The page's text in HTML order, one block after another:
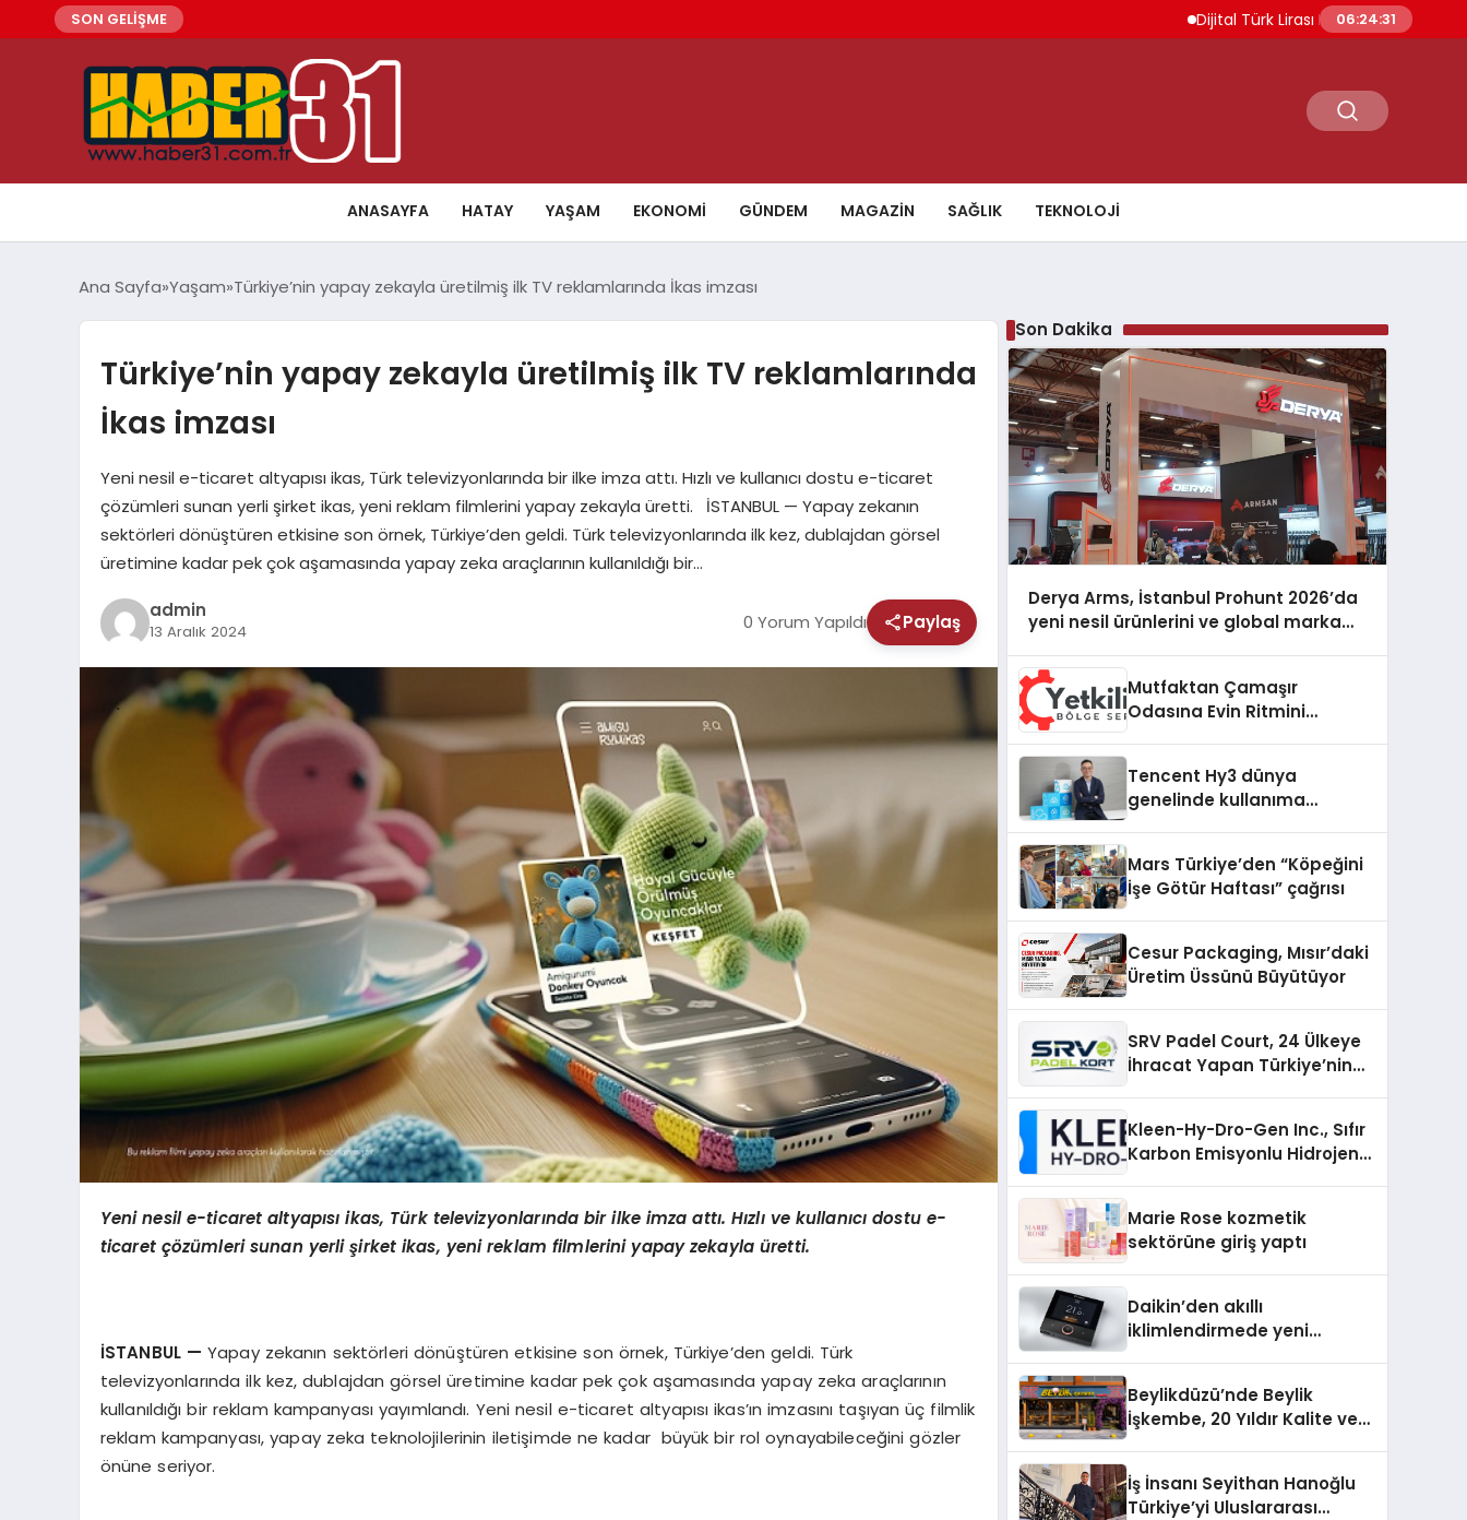
SON GELİŞME Dijital Türk Lirası Projesi Başvuru
06:24:32
ANASAYFA HATAY YAŞAM EKONOMI GÜNDEM MAGAZIN SAĞLIK TEKNOLOJI
Ana Sayfa Yaşam Türkiye’nin yapay zekayla üretilmiş ilk TV reklamlarında İkas imzası
Türkiye’nin yapay zekayla üretilmiş ilk TV reklamlarında
İkas imzası
Yeni nesil e-ticaret altyapısı ikas, Türk televizyonlarında bir ilke imza attı. Hızlı ve kullanıcı dostu e-ticaret
çözümleri sunan yerli şirket ikas, yeni reklam filmlerini yapay zekayla üretti. İSTANBUL — Yapay zekanın
sektörleri dönüştüren etkisine son örnek, Türkiye’den geldi. Türk televizyonlarında ilk kez, dublajdan görsel
üretimine kadar pek çok aşamasında yapay zeka araçlarının kullanıldığı bir…
admin
13 Aralık 2024 0 Yorum Yapıldı Paylaş
Yeni nesil e-ticaret altyapısıikas, Türk televizyonlarında bir ilke imza attı. Hızlı ve kullanıcı dostu e-
ticaret çözümleri sunan yerli şirket ikas, yeni reklam filmlerini yapay zekayla üretti.
İSTANBUL — Yapay zekanın sektörleri dönüştüren etkisine son örnek, Türkiye’den geldi. Türk
televizyonlarında ilk kez, dublajdan görsel üretimine kadar pek çok aşamasında yapay zeka araçlarının
kullanıldığı bir reklam kampanyası yayımlandı. Yeni nesil e-ticaret altyapısı ikas’ın imzasını taşıyan üç filmlik
reklam kampanyası, yapay zeka teknolojilerinin iletişimde ne kadar büyük bir rol oynayabileceğini gözler
önüne seriyor.
Son Dakika
Derya Arms, İstanbul Prohunt 2026’da
yeni nesil ürünlerini ve global marka
Mutfaktan Çamaşır
Odasına Evin Ritmini
Destek Deneyimi
Tencent Hy3 dünya
genelinde kullanıma
Mars Türkiye’den “Köpeğini
İşe Götür Haftası” çağrısı
Cesur Packaging, Mısır’daki
Üretim Üssünü Büyütüyor
SRV Padel Court, 24 Ülkeye
İhracat Yapan Türkiye’nin
Kleen-Hy-Dro-Gen Inc., Sıfır
Karbon Emisyonlu Hidrojen
Aldı
Marie Rose kozmetik
sektörüne giriş yaptı
Daikin’den akıllı
iklimlendirmede yeni
Beylikdüzü’nde Beylik
İşkembe, 20 Yıldır Kalite ve
İş İnsanı Seyithan Hanoğlu
Türkiye’yi Uluslararası